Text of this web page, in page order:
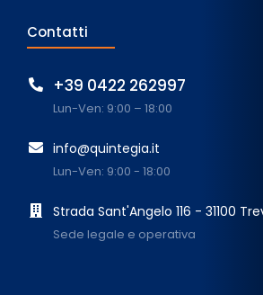
Contatti
+39 0422 262997
Lun-Ven: 9:00 – 18:00
info@quintegia.it
Lun-Ven: 9:00 - 18:00
Strada Sant'Angelo 116 - 31100
Sede legale e operativa